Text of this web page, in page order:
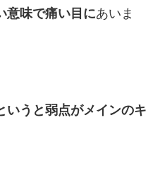
意味で痛い目にあいま
いうと弱点がメインのキ